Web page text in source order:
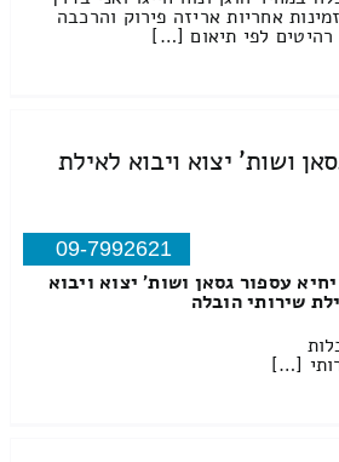
אחריות אריזה פירוק והרכבה
לפי תיאום […]
ושות' יצוא ויבוא לאילת
09-7992621
עספור גסאן ושות' יצוא ויבוא
שירותי הובלה
[…]